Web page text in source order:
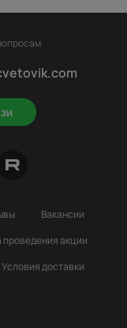
Вакансии
проведения акции
Условия доставки